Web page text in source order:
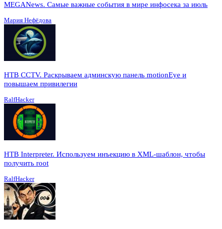
MEGANews. Cамые важные события в мире инфосека за июль
Мария Нефёдова
HTB CCTV. Раскрываем админскую панель motionEye и
повышаем привилегии
RalfHacker
HTB Interpreter. Используем инъекцию в XML-шаблон, чтобы
получить root
RalfHacker